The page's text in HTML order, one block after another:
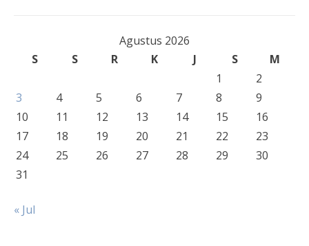
Agustus 2026
S
S R K J S
M
1
2
3
4 5 6 7 8
9
10
11 12 13 14 15
16
17
18 19 20 21 22
23
24
25 26 27 28 29
30
31
« Jul